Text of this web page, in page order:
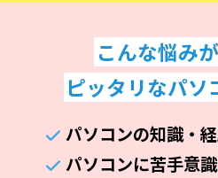
こんな悩み
ピッタリなパソ
パソコンの知識・
パソコンに苦手意